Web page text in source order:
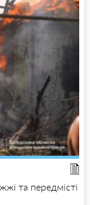
та передмісті